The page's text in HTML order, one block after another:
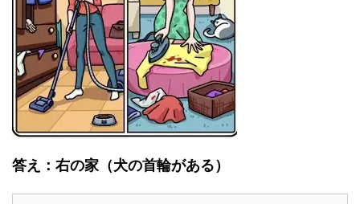
答え：右の家（犬の首輪がある）